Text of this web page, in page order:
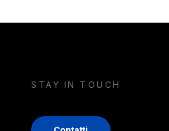
STAY IN TOUCH